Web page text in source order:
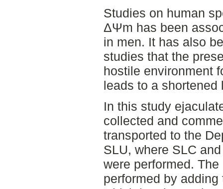
Studies on human
ΔΨm has been
in men. It has also
studies that the
hostile environment
leads to a shortened
In this study
collected and
transported to the
SLU, where SLC
were performed.
performed by